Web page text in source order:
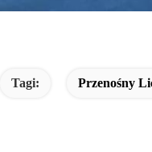
Tagi: Przenośny